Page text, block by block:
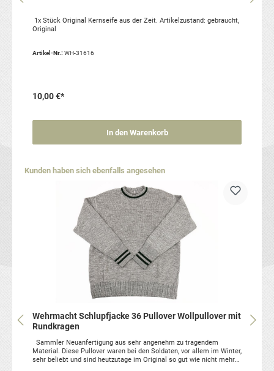
1x Stück Original Kernseife aus der Zeit. Artikelzustand: gebraucht,
Original
Artikel-Nr.: WH-31616
10,00 €*
In den Warenkorb
Produktgalerie überspringen
Kunden haben sich ebenfalls angesehen
Wehrmacht Schlupfjacke 36 Pullover Wollpullover mit
Rundkragen
Sammler Neuanfertigung aus sehr angenehm zu tragendem
Material. Diese Pullover waren bei den Soldaten, vor allem im Winter,
sehr beliebt und sind heutzutage im Original so gut wie nicht mehr